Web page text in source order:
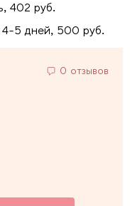
402 руб.
4-5 дней, 500 руб.
0 отзывов